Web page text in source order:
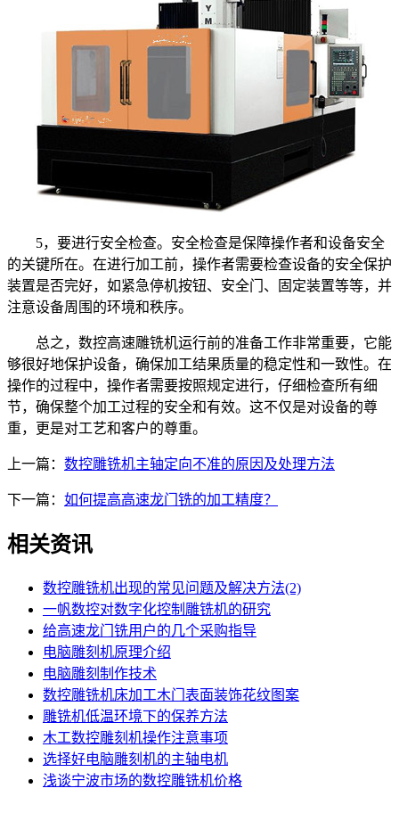
5，要进行安全检查。安全检查是保障操作者和设备安全
的关键所在。在进行加工前，操作者需要检查设备的安全保护
装置是否完好，如紧急停机按钮、安全门、固定装置等等，并
注意设备周围的环境和秩序。
总之，数控高速雕铣机运行前的准备工作非常重要，它能
够很好地保护设备，确保加工结果质量的稳定性和一致性。在
操作的过程中，操作者需要按照规定进行，仔细检查所有细
节，确保整个加工过程的安全和有效。这不仅是对设备的尊
重，更是对工艺和客户的尊重。
上一篇： 数控雕铣机主轴定向不准的原因及处理方法
下一篇： 如何提高高速龙门铣的加工精度？
相关资讯
数控雕铣机出现的常见问题及解决方法(2)
一帆数控对数字化控制雕铣机的研究
给高速龙门铣用户的几个采购指导
电脑雕刻机原理介绍
电脑雕刻制作技术
数控雕铣机床加工木门表面装饰花纹图案
雕铣机低温环境下的保养方法
木工数控雕刻机操作注意事项
选择好电脑雕刻机的主轴电机
浅谈宁波市场的数控雕铣机价格